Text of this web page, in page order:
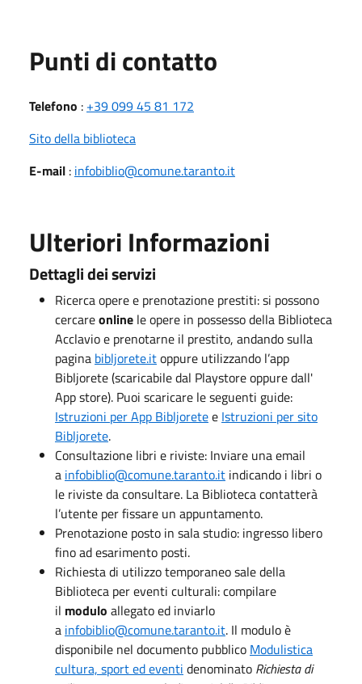
Punti di contatto
Telefono : +39 099 45 81 172
Sito della biblioteca
E-mail : infobiblio@comune.taranto.it
Ulteriori Informazioni
Dettagli dei servizi
Ricerca opere e prenotazione prestiti: si possono
cercareonline le opere in possesso della Biblioteca
Acclavio e prenotarne il prestito, andando sulla
pagina bibljorete.itoppure utilizzando l’app
Bibljorete (scaricabile dal Playstore oppure dall'
App store). Puoi scaricare le seguenti guide:
Istruzioni per App Bibljoretee Istruzioni per sito
Bibljorete.
Consultazione libri e riviste: Inviare una email
a infobiblio@comune.taranto.it indicando i libri o
le riviste da consultare. La Biblioteca contatterà
l’utente per fissare un appuntamento.
Prenotazione posto in sala studio: ingresso libero
fino ad esarimento posti.
Richiesta di utilizzo temporaneo sale della
Biblioteca per eventi culturali:compilare
il modulo allegato ed inviarlo
a infobiblio@comune.taranto.it. Il modulo è
disponibile nel documento pubblico Modulistica
cultura, sport ed eventi denominato Richiesta di